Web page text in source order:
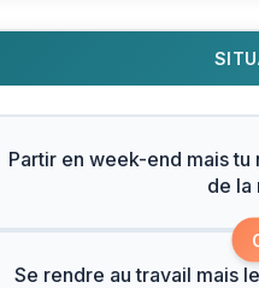
Partir en week-end mais tu
de la
Se rendre au travail mais